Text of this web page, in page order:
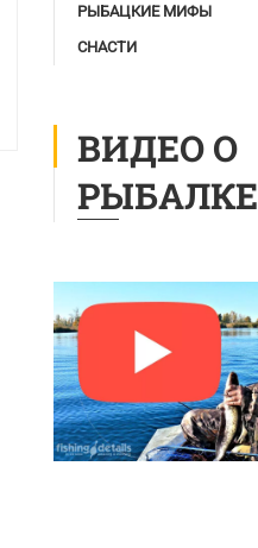
РЫБАЦКИЕ МИФЫ
СНАСТИ
ВИДЕО О
РЫБАЛКЕ